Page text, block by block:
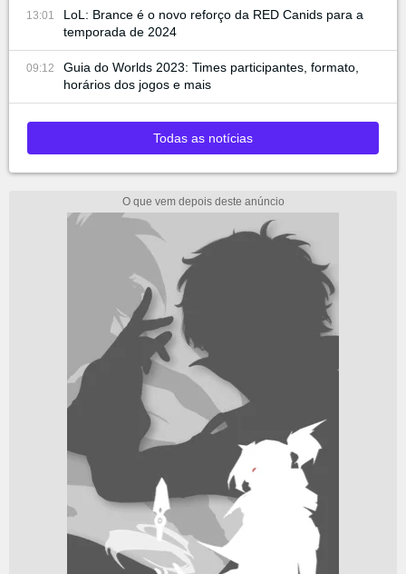
13:01
LoL: Brance é o novo reforço da RED Canids para a
temporada de 2024
09:12
Guia do Worlds 2023: Times participantes, formato,
horários dos jogos e mais
Todas as notícias